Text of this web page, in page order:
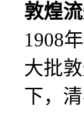
敦煌
1908
大批
下，